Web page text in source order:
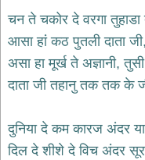
bhajans
हनुमान
भजन
hanuman
bhajans
भजन
bhajans
चन ते चकोर दे वरगा तुहाडा
आसा हां कठ पुतली दाता
असा हा मूर्ख ते अज्ञानी,
दाता जी तहानु तक तक के
दुनिया दे कम कारज अंदर
दिल दे शीशे दे विच अंदर